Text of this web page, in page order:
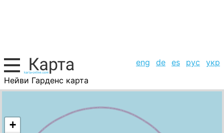
eng de es рус
укр
Нейви Гарденс карта
Барбадос, список городов
+